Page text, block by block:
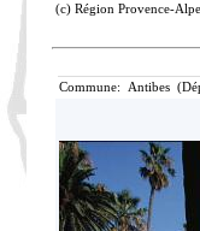
(c) Région Provence-
Commune: Antibes